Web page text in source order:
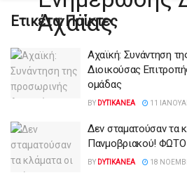
Ετικέτα:Παίκτες
Αχαϊκή: Συνάντηση
Διοικούσας
ομάδας
BY DYTIKANEA 11
Δεν σταματούσαν τα
Πανμοβριακού! ΦΩΤΟ
BY DYTIKANEA 18